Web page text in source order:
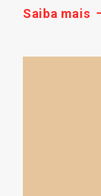
Saiba mais